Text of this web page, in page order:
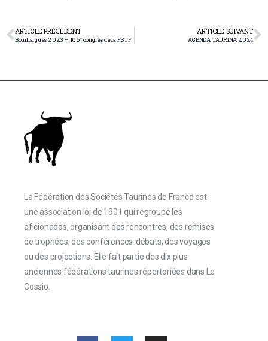
ARTICLE PRÉCÉDENT
Bouillargues 2023 – 106° congrès de la FSTF
ARTICLE SUIVANT
AGENDA TAURINA 2024
La Fédération des Sociétés Taurines de France est
une association loi de 1901 qui regroupe les
aficionados, organisant des rencontres, des remises
de trophées, des conférences-débats, des voyages
ou des projections. Elle fait partie des dix plus
anciennes fédérations taurines répertoriées dans Le
Cossio.